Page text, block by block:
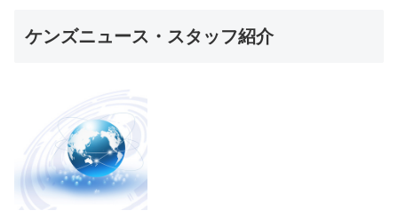
ケンズニュース・スタッフ紹介